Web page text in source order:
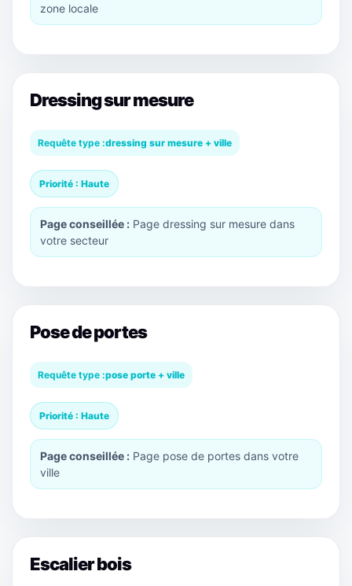
zone locale
Dressing sur mesure
Requête type :dressing sur mesure + ville
Priorité : Haute
Page conseillée : Page dressing sur mesure dans
votre secteur
Pose de portes
Requête type :pose porte + ville
Priorité : Haute
Page conseillée : Page pose de portes dans votre
ville
Escalier bois